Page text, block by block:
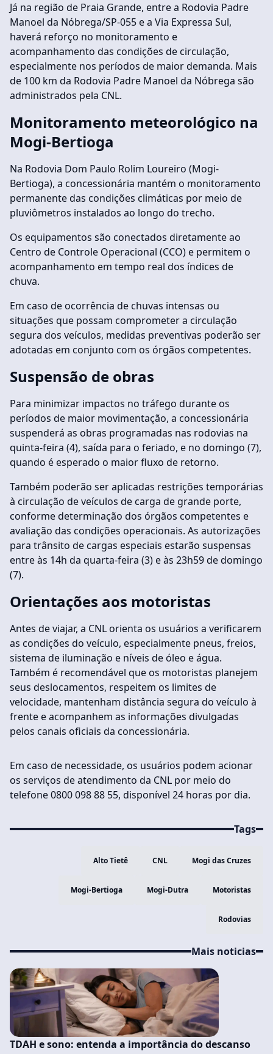
Já na região de Praia Grande, entre a Rodovia Padre
Manoel da Nóbrega/SP-055 e a Via Expressa Sul,
haverá reforço no monitoramento e
acompanhamento das condições de circulação,
especialmente nos períodos de maior demanda. Mais
de 100 km da Rodovia Padre Manoel da Nóbrega são
administrados pela CNL.
Monitoramento meteorológico na
Mogi-Bertioga
Na Rodovia Dom Paulo Rolim Loureiro (Mogi-
Bertioga), a concessionária mantém o monitoramento
permanente das condições climáticas por meio de
pluviômetros instalados ao longo do trecho.
Os equipamentos são conectados diretamente ao
Centro de Controle Operacional (CCO) e permitem o
acompanhamento em tempo real dos índices de
chuva.
Em caso de ocorrência de chuvas intensas ou
situações que possam comprometer a circulação
segura dos veículos, medidas preventivas poderão ser
adotadas em conjunto com os órgãos competentes.
Suspensão de obras
Para minimizar impactos no tráfego durante os
períodos de maior movimentação, a concessionária
suspenderá as obras programadas nas rodovias na
quinta-feira (4), saída para o feriado, e no domingo (7),
quando é esperado o maior fluxo de retorno.
Também poderão ser aplicadas restrições temporárias
à circulação de veículos de carga de grande porte,
conforme determinação dos órgãos competentes e
avaliação das condições operacionais. As autorizações
para trânsito de cargas especiais estarão suspensas
entre às 14h da quarta-feira (3) e às 23h59 de domingo
(7).
Orientações aos motoristas
Antes de viajar, a CNL orienta os usuários a verificarem
as condições do veículo, especialmente pneus, freios,
sistema de iluminação e níveis de óleo e água.
Também é recomendável que os motoristas planejem
seus deslocamentos, respeitem os limites de
velocidade, mantenham distância segura do veículo à
frente e acompanhem as informações divulgadas
pelos canais oficiais da concessionária.
Em caso de necessidade, os usuários podem acionar
os serviços de atendimento da CNL por meio do
telefone 0800 098 88 55, disponível 24 horas por dia.
Tags
Alto Tietê CNL Mogi das Cruzes
Mogi-Bertioga Mogi-Dutra Motoristas
Rodovias
Mais noticias
TDAH e sono: entenda a importância do descanso